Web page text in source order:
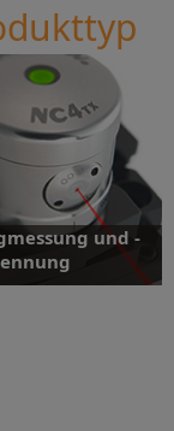
und -